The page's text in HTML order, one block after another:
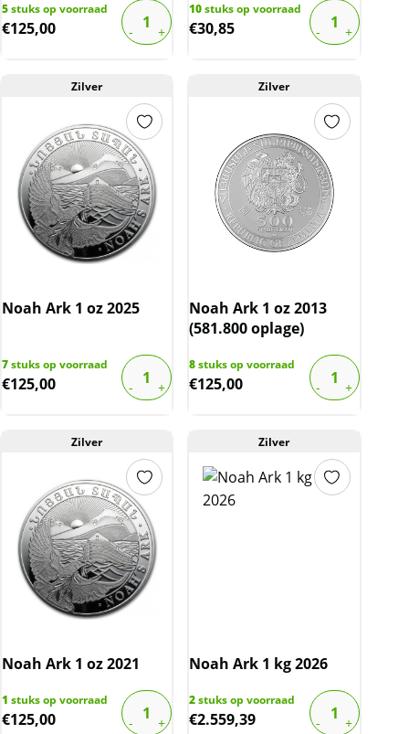
5stuks op voorraad
€125,00
10stuks op voorraad
€30,85
Zilver
Noah Ark 1 oz 2025
7stuks op voorraad
€125,00
Zilver
Noah Ark 1 oz 2013
(581.800 oplage)
8stuks op voorraad
€125,00
Zilver
Noah Ark 1 oz 2021
1 stuks op voorraad
€125,00
Zilver
Noah Ark 1 kg 2026
2stuks op voorraad
€2.559,39